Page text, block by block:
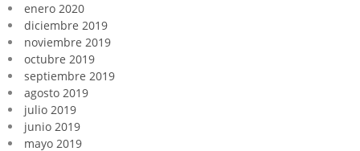
enero 2020
diciembre 2019
noviembre 2019
octubre 2019
septiembre 2019
agosto 2019
julio 2019
junio 2019
mayo 2019